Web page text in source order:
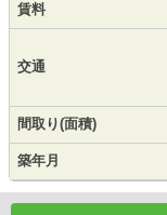
賃料
交通
間取り(面積)
築年月